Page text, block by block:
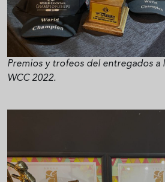
Premios y trofeos del entregados a
WCC 2022.